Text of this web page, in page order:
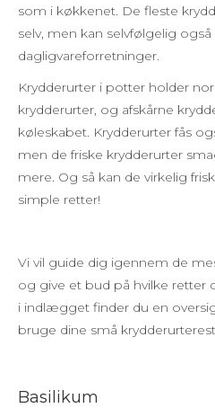
som i køkkenet. De fleste
selv, men kan selvfølgelig
dagligvareforretninger.
Krydderurter i potter holder
krydderurter, og afskårne
køleskabet. Krydderurter fås
men de friske krydderurter
mere. Og så kan de virkelig
simple retter!
Vi vil guide dig igennem de
og give et bud på hvilke retter
i indlægget finder du en
bruge dine små
Basilikum